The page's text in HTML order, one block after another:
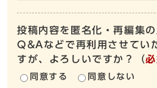
投稿内容を匿名化・再編集
Q&Aなどで再利用させてい
すが、よろしいですか？
（
同意する 同意しない